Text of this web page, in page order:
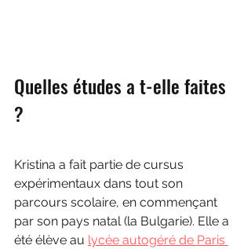
Quelles études a t-elle faites
?
Kristina a fait partie de cursus
expérimentaux dans tout son
parcours scolaire, en commençant
par son pays natal (la Bulgarie). Elle a
été élève au lycée autogéré de Paris